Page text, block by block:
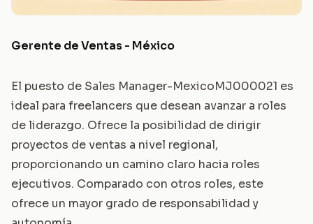
Gerente de Ventas - México
El puesto de Sales Manager-MexicoMJ000021 es
ideal para freelancers que desean avanzar a roles
de liderazgo. Ofrece la posibilidad de dirigir
proyectos de ventas a nivel regional,
proporcionando un camino claro hacia roles
ejecutivos. Comparado con otros roles, este
ofrece un mayor grado de responsabilidad y